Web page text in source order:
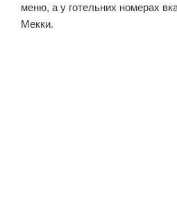
меню, а у готельних номерах
Мекки.